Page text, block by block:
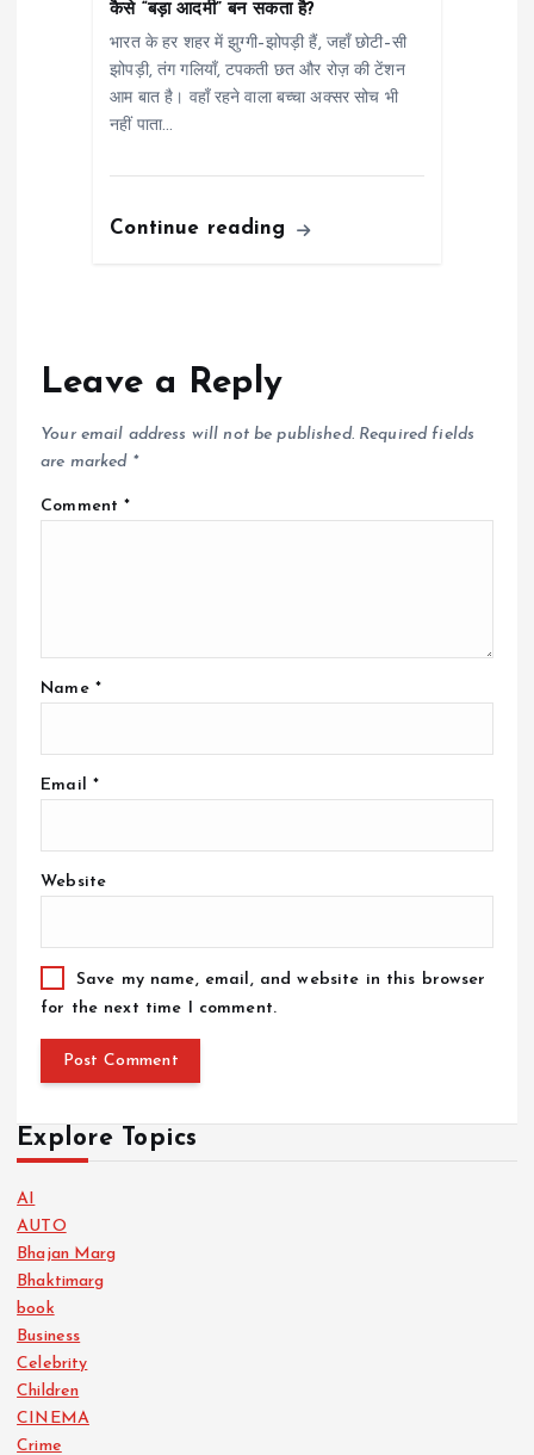
कैसे “बड़ा आदमी” बन सकता है?
भारत के हर शहर में झुग्गी–झोपड़ी हैं, जहाँ छोटी–सी
झोपड़ी, तंग गलियाँ, टपकती छत और रोज़ की टेंशन
आम बात है। वहाँ रहने वाला बच्चा अक्सर सोच भी
नहीं पाता…
Continue reading
Leave a Reply
Your email address will not be published. Required fields
are marked *
Comment*
Name *
Email *
Website
Save my name, email, and website in this browser
for the next time I comment.
Explore Topics
AI
AUTO
Bhajan Marg
Bhaktimarg
book
Business
Celebrity
Children
CINEMA
Crime